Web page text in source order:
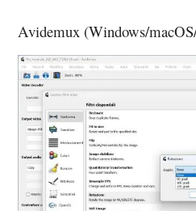
Avidemux (Windows/